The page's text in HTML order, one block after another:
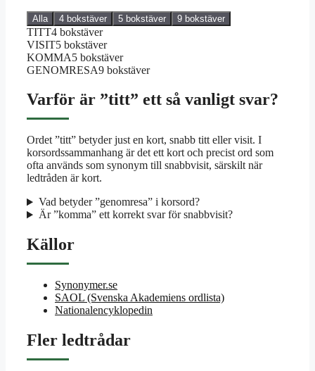
Alla 4 bokstäver 5 bokstäver 9 bokstäver
TITT4 bokstäver
VISIT5 bokstäver
KOMMA5 bokstäver
GENOMRESA9 bokstäver
Varför är ”titt” ett så vanligt svar?
Ordet ”titt” betyder just en kort, snabb titt eller visit. I
korsordssammanhang är det ett kort och precist ord som
ofta används som synonym till snabbvisit, särskilt när
ledtråden är kort.
Vad betyder ”genomresa” i korsord?
Är ”komma” ett korrekt svar för snabbvisit?
Källor
Synonymer.se
SAOL (Svenska Akademiens ordlista)
Nationalencyklopedin
Fler ledtrådar